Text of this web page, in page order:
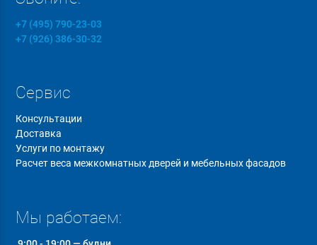
+7 (495) 790-23-03
+7 (926) 386-30-32
Сервис
Консультации
Доставка
Услуги по монтажу
Расчет веса межкомнатных дверей и мебельных фасадов
Мы работаем: